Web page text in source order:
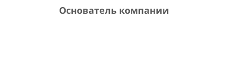
Основатель компании